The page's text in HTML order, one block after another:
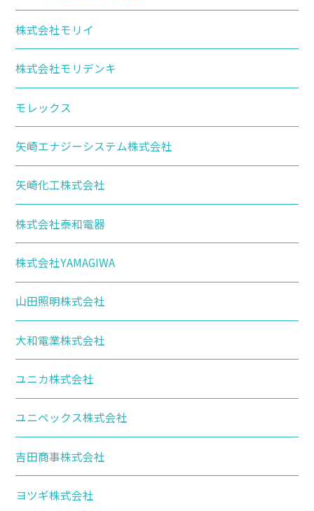
株式会社モリイ
株式会社モリデンキ
モレックス
矢崎エナジーシステム株式会社
矢崎化工株式会社
株式会社泰和電器
株式会社YAMAGIWA
山田照明株式会社
大和電業株式会社
ユニカ株式会社
ユニペックス株式会社
吉田商事株式会社
ヨツギ株式会社